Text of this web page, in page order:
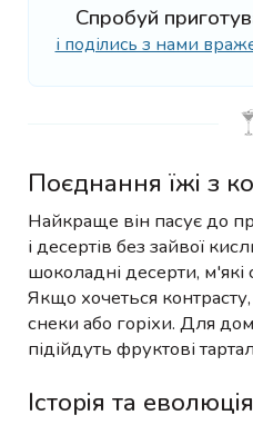
Спробуй
і поділись з нами
Поєднання їжі з
Найкраще він пасує до
і десертів без зайвої
шоколадні десерти, м'які
Якщо хочеться
снеки або горіхи. Для
підійдуть фруктові
Історія та